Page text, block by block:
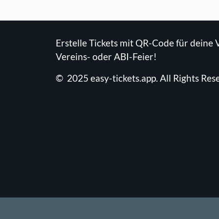
Erstelle Tickets mit QR-Code für deine
Vereins- oder ABI-Feier!
© 2025 easy-tickets.app. All Rights